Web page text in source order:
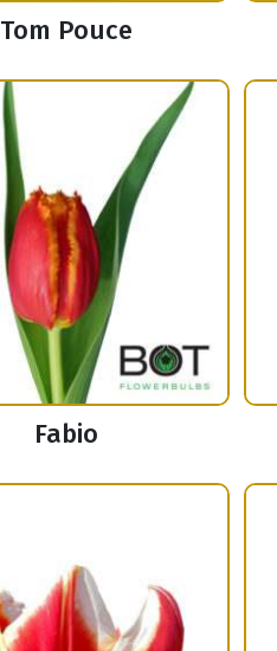
Tom Pouce
Fabio